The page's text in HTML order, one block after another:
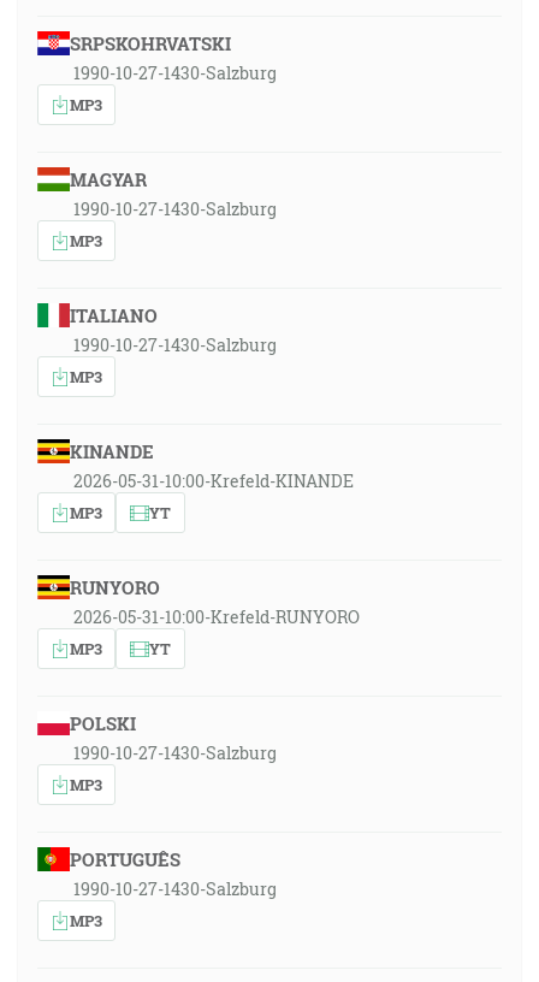
SRPSKOHRVATSKI
1990-10-27-1430-Salzburg
MP3
MAGYAR
1990-10-27-1430-Salzburg
MP3
ITALIANO
1990-10-27-1430-Salzburg
MP3
KINANDE
2026-05-31-10:00-Krefeld-KINANDE
MP3 YT
RUNYORO
2026-05-31-10:00-Krefeld-RUNYORO
MP3 YT
POLSKI
1990-10-27-1430-Salzburg
MP3
PORTUGUÊS
1990-10-27-1430-Salzburg
MP3